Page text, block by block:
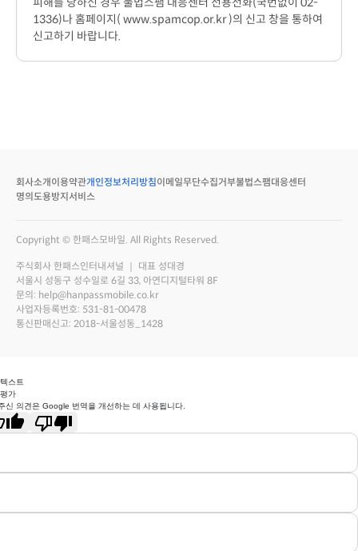
1336)나 홈페이지( www.spamcop.or.kr )의 신고 창을 통하여
신고하기 바랍니다.
회사소개 이용약관개인정보처리방침이메일무단수집거부불법스팸대응센터
명의도용방지서비스
Copyright © 한패스모바일. All Rights Reserved.
주식회사 한패스인터내셔널 ｜ 대표 성대경
서울시 성동구 성수일로 6길 33, 아연디지털타워 8F
문의: help@hanpassmobile.co.kr
사업자등록번호: 531-81-00478
통신판매신고: 2018-서울성동_1428
스트
가
신 의견은 Google 번역을 개선하는 데 사용됩니다.